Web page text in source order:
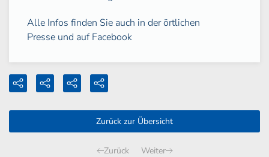
Alle Infos finden Sie auch in der örtlichen
Presse und auf Facebook
Zurück zur Übersicht
Zurück Weiter